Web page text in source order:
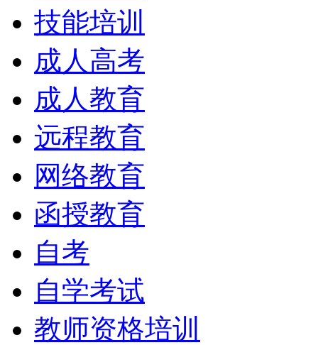
技能培训
成人高考
成人教育
远程教育
网络教育
函授教育
自考
自学考试
教师资格培训